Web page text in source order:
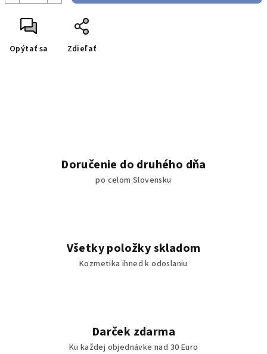
Opýtať sa Zdieľať
Doručenie do druhého dňa
po celom Slovensku
Všetky položky skladom
Kozmetika ihned k odoslaniu
Darček zdarma
Ku každej objednávke nad 30 Euro